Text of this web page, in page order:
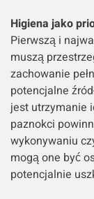
Higiena jako
Pierwszą i
muszą
zachowanie
potencjalne
jest utrzymanie
paznokci
wykonywaniu
mogą one być
potencjalnie